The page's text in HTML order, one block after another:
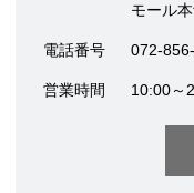
モール
電話番号 072-
営業時間 10:00～